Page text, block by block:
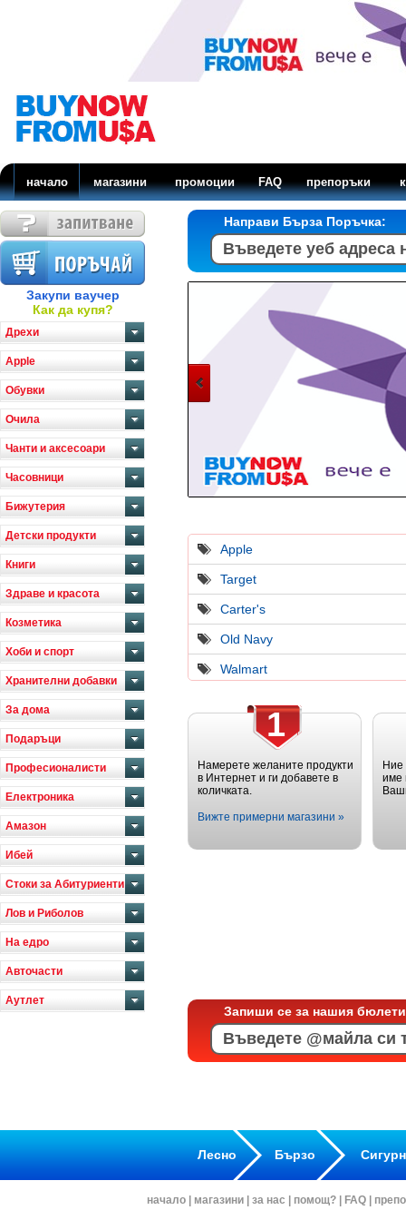
начало магазини промоции FAQ препоръки
Закупи ваучер
Как да купя?
Дрехи
Apple
Обувки
Очила
Чанти и аксесоари
Часовници
Бижутерия
Детски продукти
Книги
Здраве и красота
Козметика
Хоби и спорт
Хранителни добавки
За дома
Подаръци
Професионалисти
Електроника
Амазон
Ибей
Стоки за Абитуриенти
Лов и Риболов
На едро
Авточасти
Аутлет
Направи Бърза Поръчка:
Apple
Target
Carter's
Old Navy
Walmart
1
Намерете желаните продукти
в Интернет и ги добавете в
количката.
Вижте примерни магазини »
име
Запиши се за нашия
Лесно Бързо
начало магазини за нас помощ? FAQ